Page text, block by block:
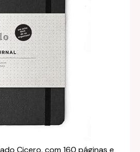
Cicero, com 160 páginas e